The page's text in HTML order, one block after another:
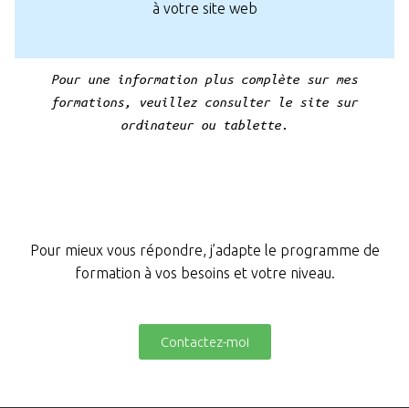
à votre site web
Pour une information plus complète sur mes
formations, veuillez consulter le site sur
ordinateur ou tablette.
Pour mieux vous répondre, j’adapte le programme de
formation à vos besoins et votre niveau.
Contactez-moi